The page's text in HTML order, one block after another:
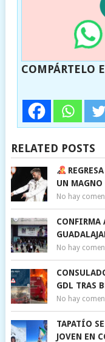
COMPÁRTELO
RELATED POSTS
UN
No hay
CONFIRMA
No hay
GDL TRAS
No hay
TAPATÍO
JOVEN EN